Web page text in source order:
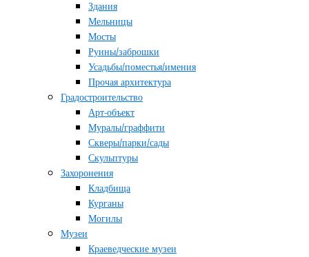
Здания
Мельницы
Мосты
Руины/заброшки
Усадьбы/поместья/имения
Прочая архитектура
Градостроительство
Арт-объект
Муралы/граффити
Скверы/парки/сады
Скульптуры
Захоронения
Кладбища
Курганы
Могилы
Музеи
Краеведческие музеи